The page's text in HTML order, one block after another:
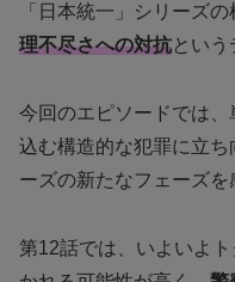
「日本統一」シリーズの
理不尽さへの対抗という
今回のエピソードでは
込む構造的な犯罪に立
ーズの新たなフェーズを
第12話では、いよいよ